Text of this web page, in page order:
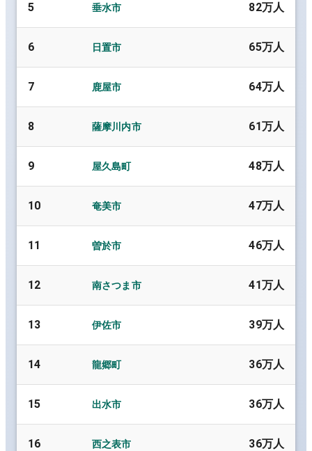
5 垂水市 82万人
6 日置市 65万人
7 鹿屋市 64万人
8 薩摩川内市 61万人
9 屋久島町 48万人
10 奄美市 47万人
11 曽於市 46万人
12 南さつま市 41万人
13 伊佐市 39万人
14 龍郷町 36万人
15 出水市 36万人
16 西之表市 36万人